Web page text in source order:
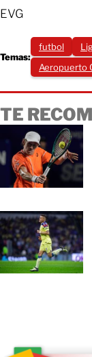
EVG
Temas:
futbol
Aeropuerto
TE